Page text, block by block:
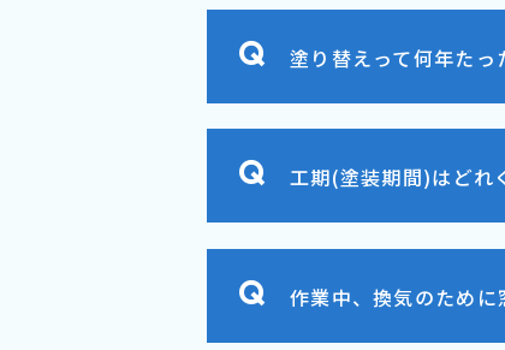
塗り替えって何年たっ
工期(塗装期間)はどれ
作業中、換気のため